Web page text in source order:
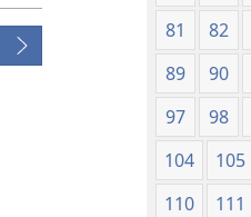
81
82
89
90
97
98
104
105
110
111